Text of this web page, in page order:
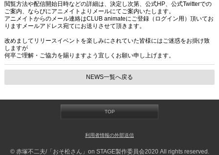
閲覧方法や配信開始日時などの詳細は、決定し次第、公式HP、公式Twitterでの
ご案内、ならびにアニメイトよりメールにてご案内いたします。
アニメイトからのメール連絡はCLUB animateにご登録（ログイン用）頂いてお
りますメールアドレス宛てにお送りさせて頂きます。
改めましてリリースイベントを楽しみにされていた皆様にはご迷惑をお掛け致
しますが
何卒ご理解・ご協力を賜りますよう宜しくお願い申し上げます。
NEWS一覧へ戻る
TOP
利用者情報の外部送信
© 赤塚不二夫/「おそ松さん」on STAGE製作委員会2020 All rights reserved.